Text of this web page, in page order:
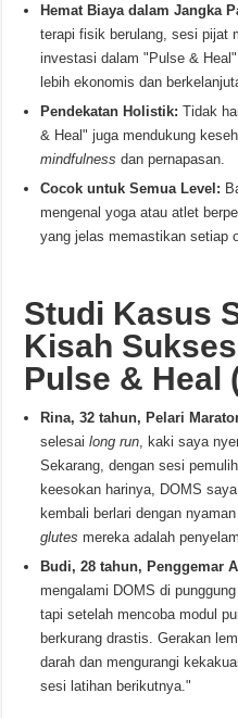
Hemat Biaya dalam Jangka
terapi fisik berulang, sesi pijat
investasi dalam "Pulse &
lebih ekonomis dan
Pendekatan Holistik: Tidak
& Heal" juga mendukung
mindfulness dan pernapasan.
Cocok untuk Semua Level:
mengenal yoga atau atlet
yang jelas memastikan setiap
Studi Kasus
Kisah
Pulse & Heal
Rina, 32 tahun, Pelari
selesailong run , kaki saya
Sekarang, dengan sesi
keesokan harinya, DOMS
kembali berlari dengan
glutes mereka adalah
Budi, 28 tahun, Penggemar
mengalami DOMS di
tapi setelah mencoba modul
berkurang drastis. Gerakan
darah dan mengurangi
sesi latihan berikutnya."